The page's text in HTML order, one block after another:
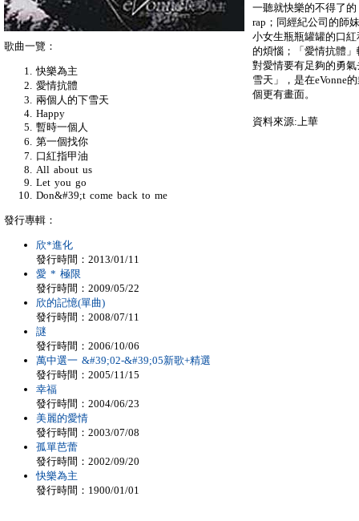
一聽就快樂的不得了的
rap；同經紀公司的師
小女生瓶瓶罐罐的口
的煩惱；「愛情抗體
對愛情要有足夠的勇
雪天」，是在eVonne
個更有畫面。
資料來源:上華
歌曲一覽：
快樂為主
愛情抗體
兩個人的下雪天
Happy
暫時一個人
第一個找你
口紅指甲油
All about us
Let you go
Don&#39;t come back to me
發行專輯：
欣*進化
發行時間：2013/01/11
愛 * 極限
發行時間：2009/05/22
欣的記憶(單曲)
發行時間：2008/07/11
謎
發行時間：2006/10/06
萬中選一 &#39;02-&#39;05新歌+精選
發行時間：2005/11/15
幸福
發行時間：2004/06/23
美麗的愛情
發行時間：2003/07/08
孤單芭蕾
發行時間：2002/09/20
快樂為主
發行時間：1900/01/01